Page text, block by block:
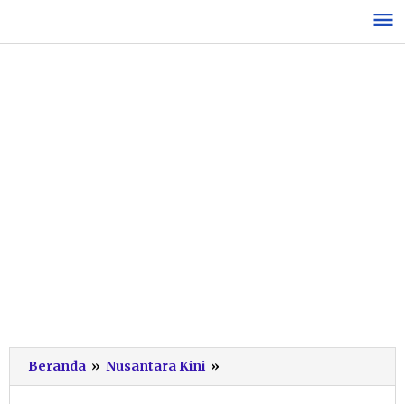
konten
Beranda » Nusantara Kini »
Obor